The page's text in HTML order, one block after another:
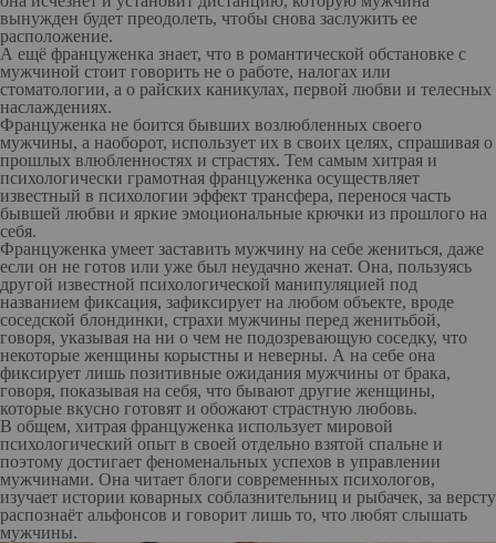
вынужден будет преодолеть, чтобы снова заслужить ее
расположение.
А ещё француженка знает, что в романтической обстановке с
мужчиной стоит говорить не о работе, налогах или
стоматологии, а о райских каникулах, первой любви и телесных
наслаждениях.
Француженка не боится бывших возлюбленных своего
мужчины, а наоборот, использует их в своих целях, спрашивая о
прошлых влюбленностях и страстях. Тем самым хитрая и
психологически грамотная француженка осуществляет
известный в психологии эффект трансфера, перенося часть
бывшей любви и яркие эмоциональные крючки из прошлого на
себя.
Француженка умеет заставить мужчину на себе жениться, даже
если он не готов или уже был неудачно женат. Она, пользуясь
другой известной психологической манипуляцией под
названием фиксация, зафиксирует на любом объекте, вроде
соседской блондинки, страхи мужчины перед женитьбой,
говоря, указывая на ни о чем не подозревающую соседку, что
некоторые женщины корыстны и неверны. А на себе она
фиксирует лишь позитивные ожидания мужчины от брака,
говоря, показывая на себя, что бывают другие женщины,
которые вкусно готовят и обожают страстную любовь.
В общем, хитрая француженка использует мировой
психологический опыт в своей отдельно взятой спальне и
поэтому достигает феноменальных успехов в управлении
мужчинами. Она читает блоги современных психологов,
изучает истории коварных соблазнительниц и рыбачек, за версту
распознаёт альфонсов и говорит лишь то, что любят слышать
мужчины.